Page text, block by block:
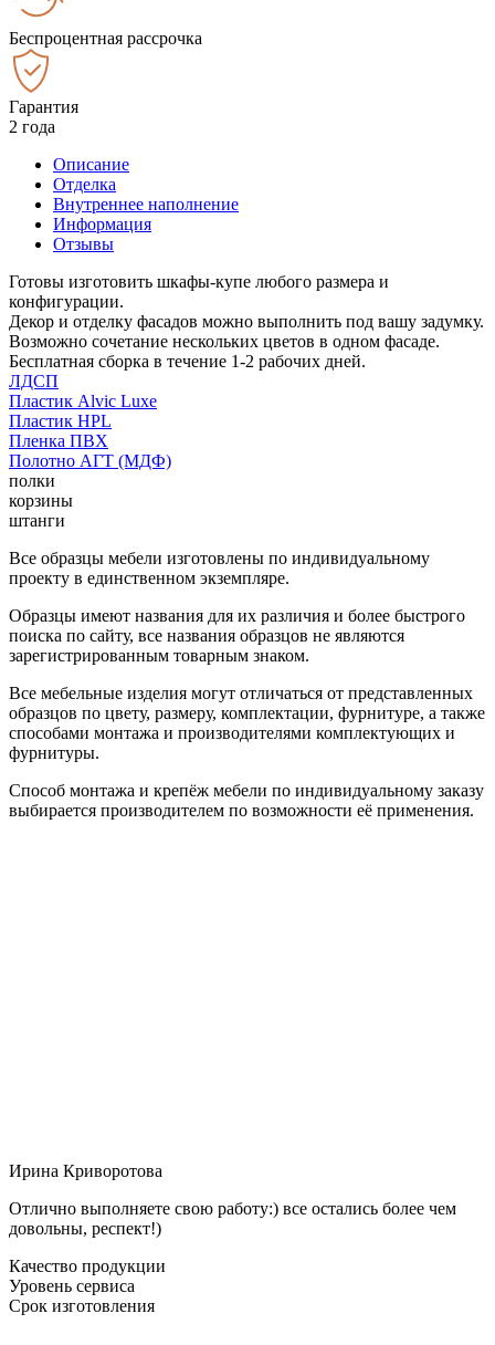
Беспроцентная рассрочка
Гарантия
2 года
Описание
Отделка
Внутреннее наполнение
Информация
Отзывы
Готовы изготовить шкафы-купе любого размера и
конфигурации.
Декор и отделку фасадов можно выполнить под вашу задумку.
Возможно сочетание нескольких цветов в одном фасаде.
Бесплатная сборка в течение 1-2 рабочих дней.
ЛДСП
Пластик Alvic Luxe
Пластик HPL
Пленка ПВХ
Полотно АГТ (МДФ)
полки
корзины
штанги
Все образцы мебели изготовлены по индивидуальному
проекту в единственном экземпляре.
Образцы имеют названия для их различия и более быстрого
поиска по сайту, все названия образцов не являются
зарегистрированным товарным знаком.
Все мебельные изделия могут отличаться от представленных
образцов по цвету, размеру, комплектации, фурнитуре, а также
способами монтажа и производителями комплектующих и
фурнитуры.
Способ монтажа и крепёж мебели по индивидуальному заказу
выбирается производителем по возможности её применения.
Ирина Криворотова
Отлично выполняете свою работу:) все остались более чем
довольны, респект!)
Качество продукции
Уровень сервиса
Срок изготовления